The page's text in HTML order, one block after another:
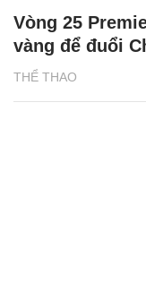
THỂ THAO
Vòng 25
vàng để đuổi